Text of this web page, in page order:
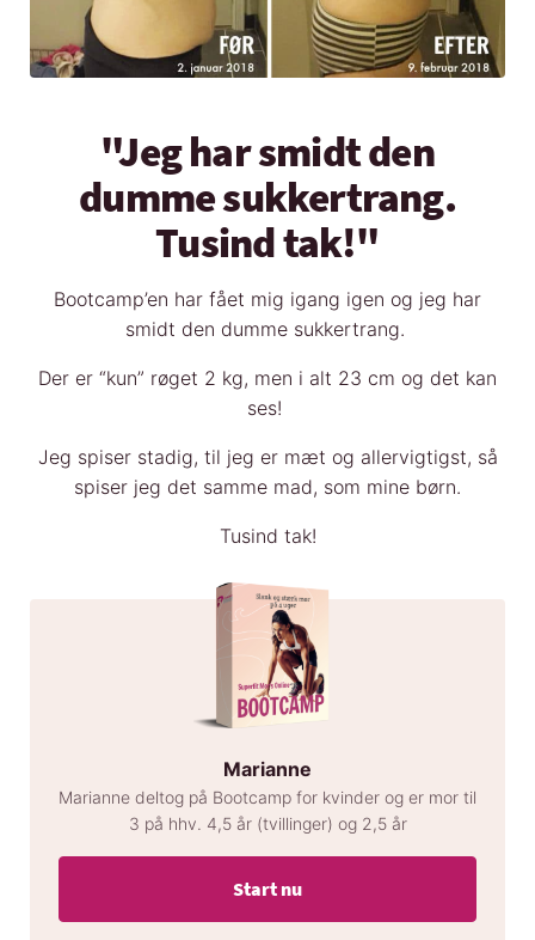
"Jeg har smidt den
dumme sukkertrang.
Tusind tak!"
Bootcamp’en har fået mig igang igen og jeg har
smidt den dumme sukkertrang.
Der er “kun” røget 2 kg, men i alt 23 cm og det kan
ses!
Jeg spiser stadig, til jeg er mæt og allervigtigst, så
spiser jeg det samme mad, som mine børn.
Tusind tak!
Marianne
Marianne deltog på Bootcamp for kvinder og er mor til
3 på hhv. 4,5 år (tvillinger) og 2,5 år
Start nu